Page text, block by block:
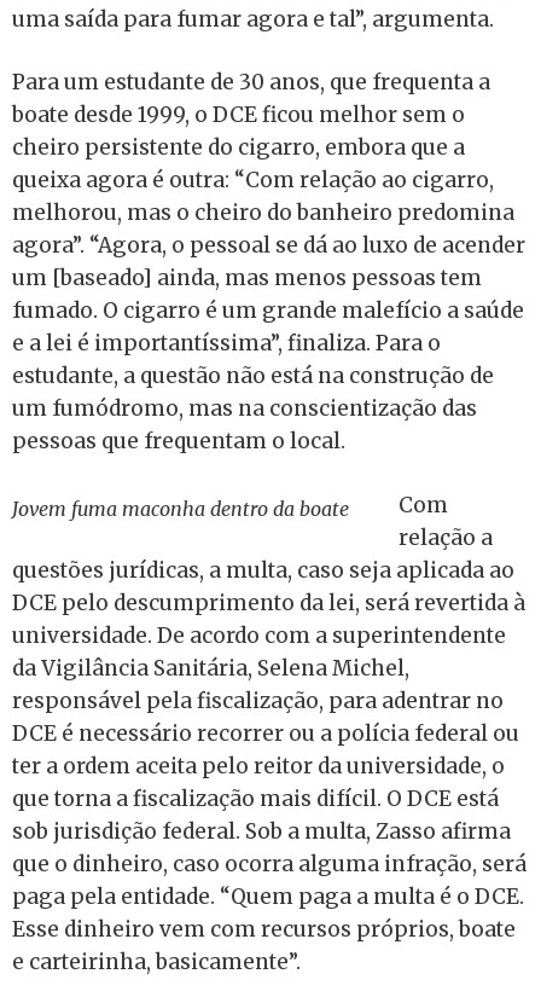
uma saída para fumar agora e tal”, argumenta.
Para um estudante de 30 anos, que frequenta a
boate desde 1999, o DCE ficou melhor sem o
cheiro persistente do cigarro, embora que a
queixa agora é outra: “Com relação ao cigarro,
melhorou, mas o cheiro do banheiro predomina
agora”. “Agora, o pessoal se dá ao luxo de acender
um [baseado] ainda, mas menos pessoas tem
fumado. O cigarro é um grande malefício a saúde
e a lei é importantíssima”, finaliza. Para o
estudante, a questão não está na construção de
um fumódromo, mas na conscientização das
pessoas que frequentam o local.
Jovem fuma maconha dentro da boate
Com
relação a
questões jurídicas, a multa, caso seja aplicada ao
DCE pelo descumprimento da lei, será revertida à
universidade. De acordo com a superintendente
da Vigilância Sanitária, Selena Michel,
responsável pela fiscalização, para adentrar no
DCE é necessário recorrer ou a polícia federal ou
ter a ordem aceita pelo reitor da universidade, o
que torna a fiscalização mais difícil. O DCE está
sob jurisdição federal. Sob a multa, Zasso afirma
que o dinheiro, caso ocorra alguma infração, será
paga pela entidade. “Quem paga a multa é o DCE.
Esse dinheiro vem com recursos próprios, boate
e carteirinha, basicamente”.